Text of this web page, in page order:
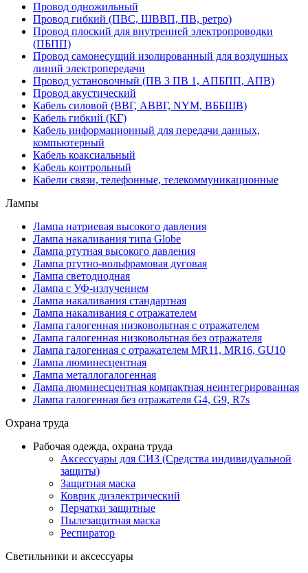
Провод одножильный
Провод гибкий (ПВС, ШВВП, ПВ, ретро)
Провод плоский для внутренней электропроводки
(ПБПП)
Провод самонесущий изолированный для воздушных
линий электропередачи
Провод установочный (ПВ 3 ПВ 1, АПБПП, АПВ)
Провод акустический
Кабель силовой (ВВГ, АВВГ, NYM, ВББШВ)
Кабель гибкий (КГ)
Кабель информационный для передачи данных,
компьютерный
Кабель коаксиальный
Кабель контрольный
Кабели связи, телефонные, телекоммуникационные
Лампы
Лампа натриевая высокого давления
Лампа накаливания типа Globe
Лампа ртутная высокого давления
Лампа ртутно-вольфрамовая дуговая
Лампа светодиодная
Лампа с УФ-излучением
Лампа накаливания стандартная
Лампа накаливания с отражателем
Лампа галогенная низковольтная с отражателем
Лампа галогенная низковольтная без отражателя
Лампа галогенная с отражателем MR11, MR16, GU10
Лампа люминесцентная
Лампа металлогалогенная
Лампа люминесцентная компактная неинтегрированная
Лампа галогенная без отражателя G4, G9, R7s
Охрана труда
Рабочая одежда, охрана труда
Аксессуары для СИЗ (Средства индивидуальной
защиты)
Защитная маска
Коврик диэлектрический
Перчатки защитные
Пылезащитная маска
Респиратор
Светильники и аксессуары